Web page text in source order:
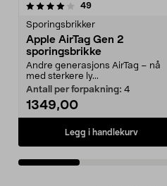
49anmeldelser
Sporingsbrikker
Apple AirTag Gen 2
sporingsbrikke
Andre generasjons AirTag – nå
med sterkere ly...
Antall per forpakning: 4
1349,00
Legg i handlekurv
4.0 av 5 stjerner